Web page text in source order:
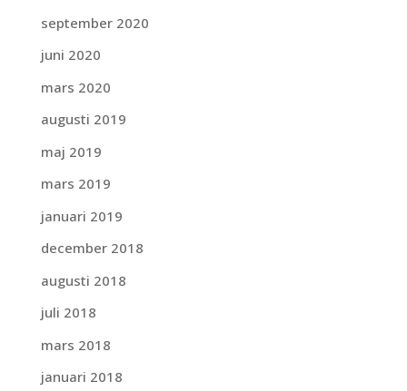
september 2020
juni 2020
mars 2020
augusti 2019
maj 2019
mars 2019
januari 2019
december 2018
augusti 2018
juli 2018
mars 2018
januari 2018